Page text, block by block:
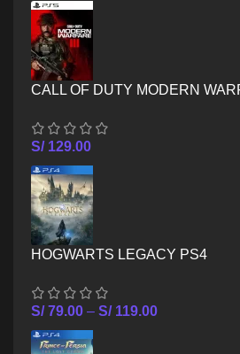
CALL OF DUTY MODERN
S/129.00
HOGWARTS LEGACY PS4
S/79.00 – S/119.00